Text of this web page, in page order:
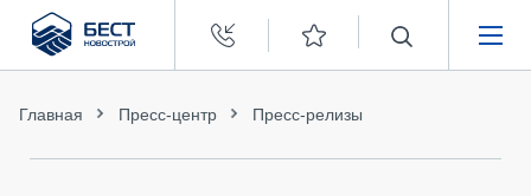
Бест
Новострой
ПОКУПАТЕЛЯМ
Главная Пресс-центр Пресс-релизы